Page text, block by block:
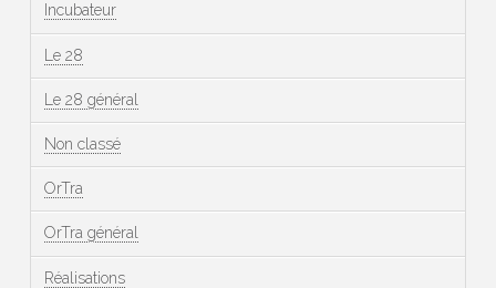
Incubateur
Le 28
Le 28 général
Non classé
OrTra
OrTra général
Réalisations